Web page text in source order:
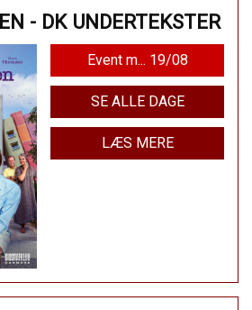
- DK UNDERTEKSTER
Event m... 19/08
SE ALLE DAGE
LÆS MERE